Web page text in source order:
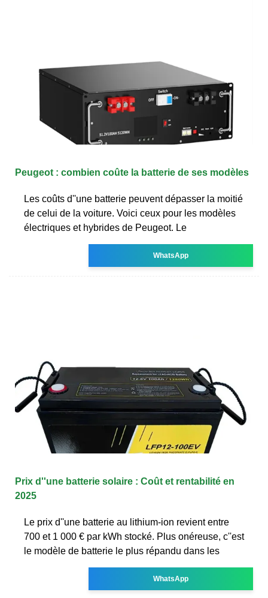
Peugeot : combien coûte la batterie de ses modèles
Les coûts d''une batterie peuvent dépasser la moitié
de celui de la voiture. Voici ceux pour les modèles
électriques et hybrides de Peugeot. Le
WhatsApp
Prix d''une batterie solaire : Coût et rentabilité en
2025
Le prix d''une batterie au lithium-ion revient entre
700 et 1 000 € par kWh stocké. Plus onéreuse, c''est
le modèle de batterie le plus répandu dans les
WhatsApp